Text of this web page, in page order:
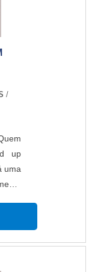
sua
/
up
uma
e